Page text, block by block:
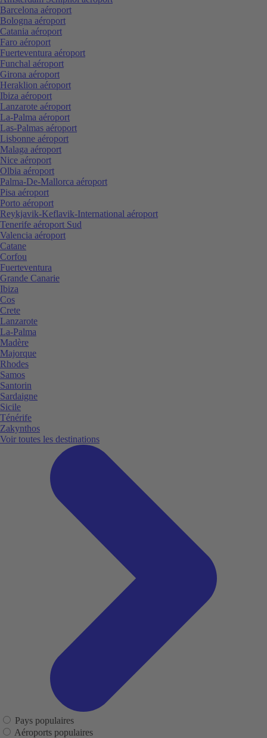
Barcelona aéroport
Bologna aéroport
Catania aéroport
Faro aéroport
Fuerteventura aéroport
Funchal aéroport
Girona aéroport
Heraklion aéroport
Ibiza aéroport
Lanzarote aéroport
La-Palma aéroport
Las-Palmas aéroport
Lisbonne aéroport
Malaga aéroport
Nice aéroport
Olbia aéroport
Palma-De-Mallorca aéroport
Pisa aéroport
Porto aéroport
Reykjavik-Keflavik-International aéroport
Tenerife aéroport Sud
Valencia aéroport
Catane
Corfou
Fuerteventura
Grande Canarie
Ibiza
Cos
Crete
Lanzarote
La-Palma
Madère
Majorque
Rhodes
Samos
Santorin
Sardaigne
Sicile
Ténérife
Zakynthos
Voir toutes les destinations
Pays populaires
Aéroports populaires